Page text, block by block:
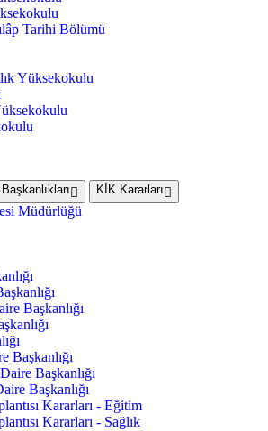
Tarihi Bölümü
Yüksekokulu
KİK Kararları
Müdürlüğü
Başkanlığı
Başkanlığı
Başkanlığı
Başkanlığı
Kararları - Eğitim
Kararları - Sağlık